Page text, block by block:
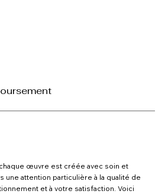
chaque œuvre est créée avec soin et
une attention particulière à la qualité de
et à votre satisfaction. Voici